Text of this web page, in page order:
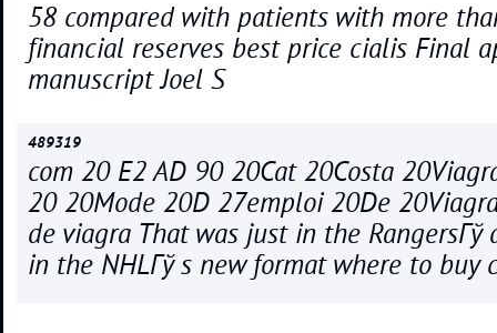
58 compared with patients with more
financial reserves best price cialis Final
manuscript Joel S
489319
com 20 E2 AD 90 20Cat 20Costa
20 20Mode 20D 27emploi 20De
de viagra That was just in the RangersГў
in the NHLГў s new format where to buy